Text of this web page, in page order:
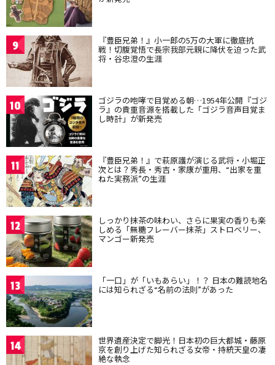
9 『豊臣兄弟！』小一郎の5万の大軍に徹底抗
戦！切腹覚悟で長宗我部元親に降伏を迫った武
将・谷忠澄の生涯
10 ゴジラの咆哮で目覚める朝…1954年公開『ゴジ
ラ』の貴重音源を搭載した「ゴジラ音声目覚ま
し時計」が新発売
11 『豊臣兄弟！』で萩原護が演じる武将・小堀正
次とは？秀長・秀吉・家康が重用、“出家を重
ねた実務派”の生涯
12 しっかり抹茶の味わい、さらに果実の香りも楽
しめる「無糖フレーバー抹茶」ストロベリー、
マンゴー新発売
13 「一口」が「いもあらい」！？ 日本の難読地名
には知られざる“名前の法則”があった
14 世界遺産決定で脚光！日本初の巨大都城・藤原
京を創り上げた知られざる女帝・持統天皇の凄
絶な執念